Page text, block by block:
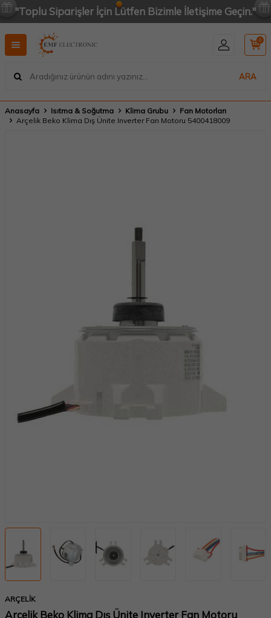
"Toplu Siparişler İçin Lütfen Bizimle İletişime Geçin."
ARA
0
Anasayfa Isıtma & Soğutma Klima Grubu
Fan Motorları
Arçelik Beko Klima Dış Ünite Inverter Fan Motoru 5400418009
ARÇELİK
Arçelik Beko Klima Dış Ünite Inverter Fan Motoru